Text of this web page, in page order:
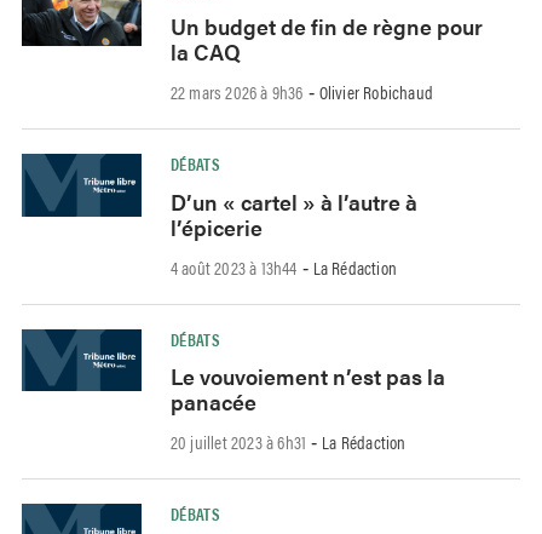
Un budget de fin de règne pour
la CAQ
22 mars 2026 à 9h36 - Olivier Robichaud
DÉBATS
D’un « cartel » à l’autre à
l’épicerie
4 août 2023 à 13h44 - La Rédaction
DÉBATS
Le vouvoiement n’est pas la
panacée
20 juillet 2023 à 6h31 - La Rédaction
DÉBATS